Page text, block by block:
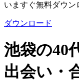
いますぐ無料ダウン
ダウンロード
池袋の40
出会い・